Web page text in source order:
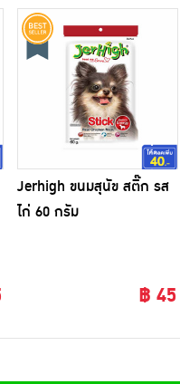
Jerhigh ขนมสุนัข สติ๊ก รส
ไก่ 60 กรัม
฿ 45